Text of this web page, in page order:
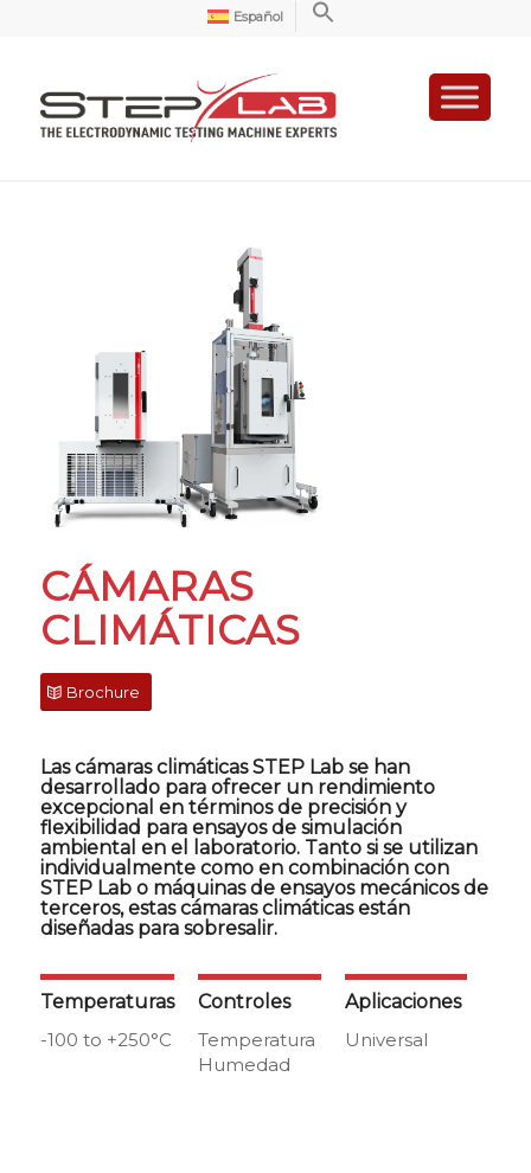
Español
CÁMARAS
CLIMÁTICAS
Brochure
Las cámaras climáticas STEP Lab se han
desarrollado para ofrecer un rendimiento
excepcional en términos de precisión y
flexibilidad para ensayos de simulación
ambiental en el laboratorio. Tanto si se utilizan
individualmente como en combinación con
STEP Lab o máquinas de ensayos mecánicos de
terceros, estas cámaras climáticas están
diseñadas para sobresalir.
Temperaturas
-100 to +250°C
Controles
Temperatura
Humedad
Aplicaciones
Universal